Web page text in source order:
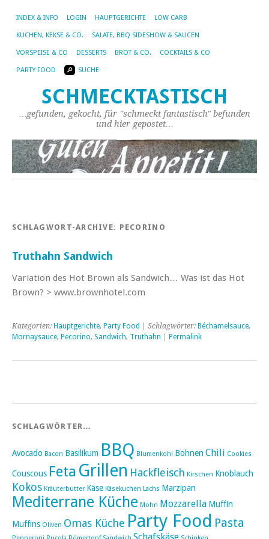
INDEX & INFO LOGIN HAUPTGERICHTE LOW CARB
KUCHEN, KEKSE & CO. SALATE, BBQ SIDESHOW & SAUCEN
VORSPEISE & CO DESSERTS BROT & CO. COCKTAILS & CO
PARTY FOOD SUCHE
SCHMECKTASTISCH
…gefunden, gekocht, für "schmeckt fantastisch" befunden
und hier gepostet…
SCHLAGWORT-ARCHIVE: PECORINO
Truthahn Sandwich
Variation des Hot Brown als Sandwich… Was ist das Hot
Brown? > www.brownhotel.com
Kategorien: Hauptgerichte, Party Food | Schlagwörter: Béchamelsauce,
Mornaysauce, Pecorino, Sandwich, Truthahn Permalink
SCHLAGWÖRTER…
Avocado Bacon Basilikum BBQ Blumenkohl Bohnen Chili Cookies
Couscous Feta Grillen Hackfleisch Kirschen Knoblauch
Kokos Kräuterbutter Käse Käsekuchen Lachs Marzipan
Mediterrane Küche Mohn Mozzarella Muffin
Muffins Oliven Omas Küche Party Food Pasta
Schafskäse